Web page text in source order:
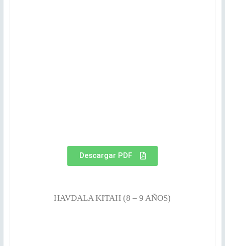
Descargar PDF
HAVDALA KITAH (8 – 9 AÑOS)